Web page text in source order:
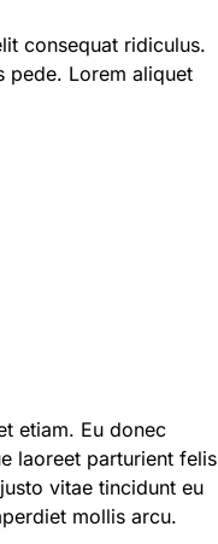
consequat ridiculus.
pede. Lorem aliquet
etiam. Eu donec
laoreet parturient felis
vitae tincidunt eu
mollis arcu.